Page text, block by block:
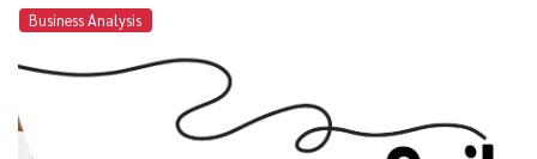
Business Analysis